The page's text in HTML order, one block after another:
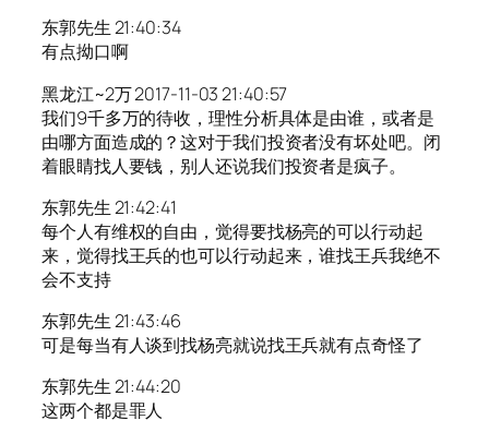
东郭先生 21:40:34
有点拗口啊
黑龙江~2万 2017-11-03 21:40:57
我们9千多万的待收，理性分析具体是由谁，或者是
由哪方面造成的？这对于我们投资者没有坏处吧。闭
着眼睛找人要钱，别人还说我们投资者是疯子。
东郭先生 21:42:41
每个人有维权的自由，觉得要找杨亮的可以行动起
来，觉得找王兵的也可以行动起来，谁找王兵我绝不
会不支持
东郭先生 21:43:46
可是每当有人谈到找杨亮就说找王兵就有点奇怪了
东郭先生 21:44:20
这两个都是罪人